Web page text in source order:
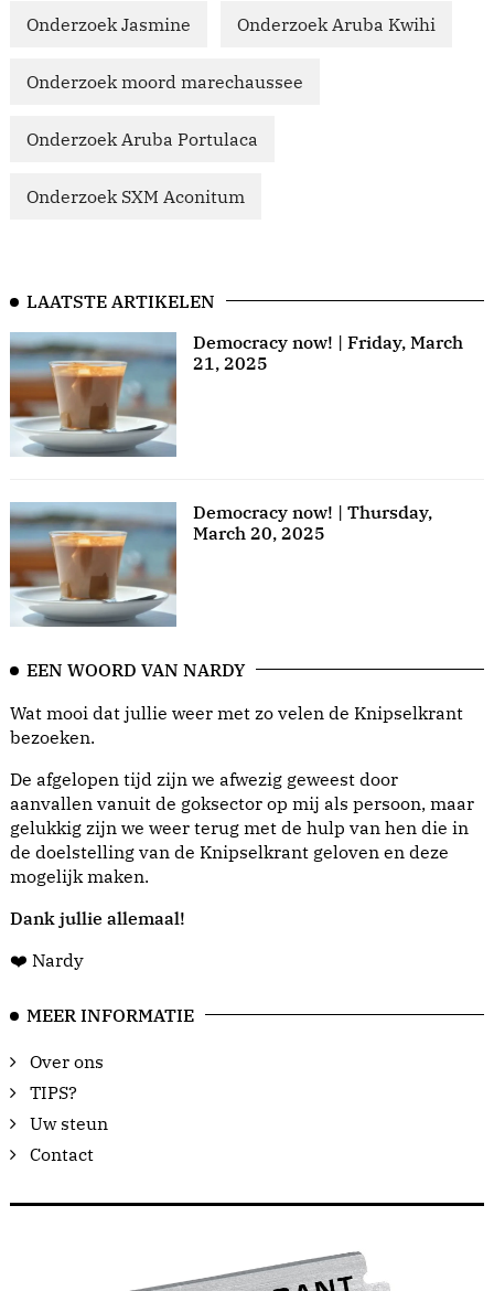
Onderzoek Jasmine Onderzoek Aruba Kwihi
Onderzoek moord marechaussee
Onderzoek Aruba Portulaca
Onderzoek SXM Aconitum
LAATSTE ARTIKELEN
Democracy now! | Friday, March
21, 2025
Democracy now! | Thursday,
March 20, 2025
EEN WOORD VAN NARDY
Wat mooi dat jullie weer met zo velen de Knipselkrant
bezoeken.
De afgelopen tijd zijn we afwezig geweest door
aanvallen vanuit de goksector op mij als persoon, maar
gelukkig zijn we weer terug met de hulp van hen die in
de doelstelling van de Knipselkrant geloven en deze
mogelijk maken.
Dank jullie allemaal!
❤️ Nardy
MEER INFORMATIE
Over ons
TIPS?
Uw steun
Contact